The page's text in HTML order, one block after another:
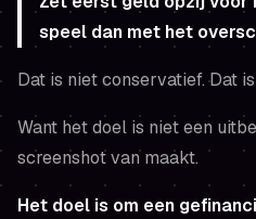
speel dan met het
Dat is niet conservatief. Dat
Want het doel is niet een
screenshot van maakt.
Het doel is om een